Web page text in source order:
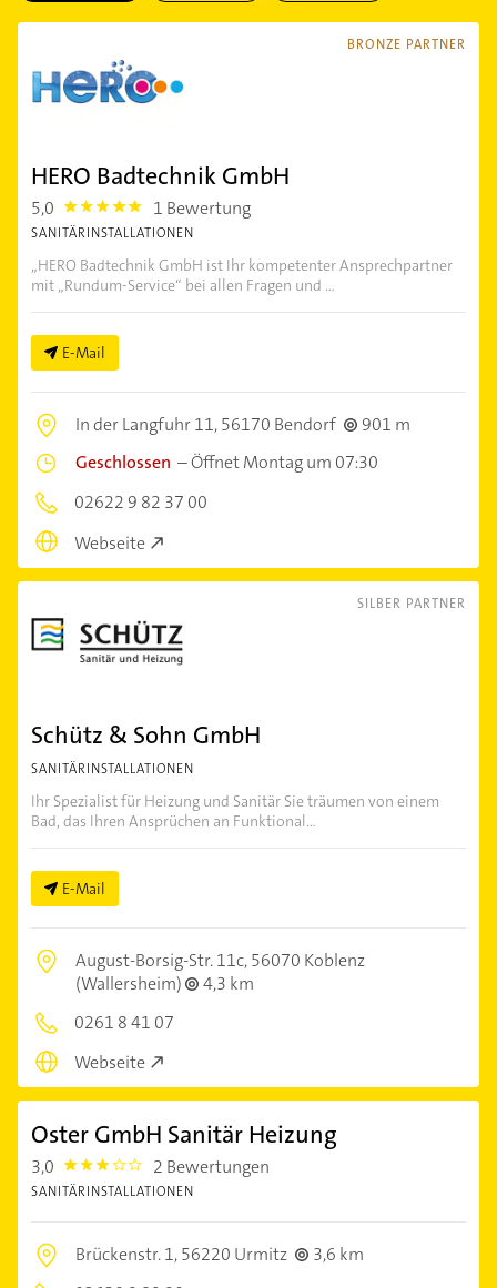
BRONZE PARTNER
HERO Badtechnik GmbH
5,0 5.0 1 Bewertung
SANITÄRINSTALLATIONEN
„HERO Badtechnik GmbH ist Ihr kompetenter Ansprechpartner
mit „Rundum-Service“ bei allen Fragen und ...
E-Mail
In der Langfuhr 11,56170 Bendorf
901 m
Geschlossen –Öffnet Montag um 07:30
02622 9 82 37 00
Webseite
SILBER PARTNER
Schütz & Sohn GmbH
SANITÄRINSTALLATIONEN
Ihr Spezialist für Heizung und Sanitär Sie träumen von einem
Bad, das Ihren Ansprüchen an Funktional...
E-Mail
August-Borsig-Str. 11c,56070 Koblenz
(Wallersheim)
4,3 km
0261 8 41 07
Webseite
Oster GmbH Sanitär Heizung
3,0 3.0 2 Bewertungen
SANITÄRINSTALLATIONEN
Brückenstr. 1,56220 Urmitz
3,6 km